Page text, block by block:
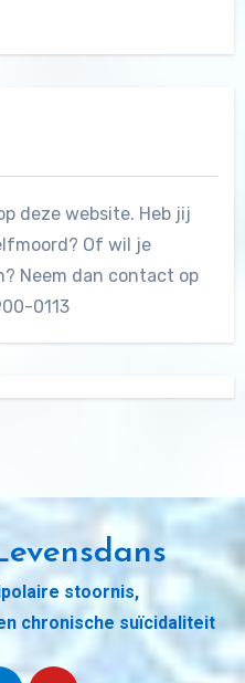
deze website. Heb jij
Of wil je
Neem dan contact op
0113
stoornis,
chronische suïcidaliteit